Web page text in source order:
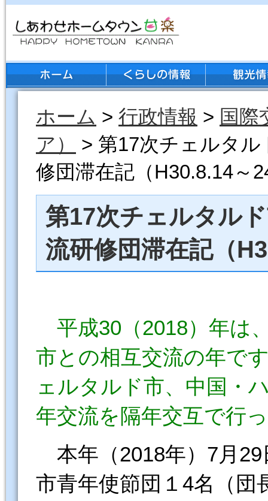
ホーム > 行政情報 > 国際
ア）
> 第17次チェルタ
修団滞在記（H30.8.14～
第17次チェルタル
流研修団滞在記（
平成30（2018）年は
市との相互交流の年で
ェルタルド市、中国・
年交流を隔年交互で行
本年（2018年）7月
市青年使節団１4名（団